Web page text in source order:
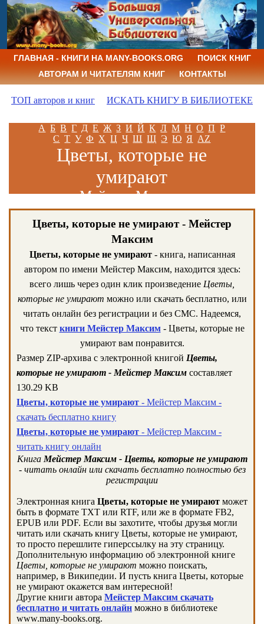
ГЛАВНАЯ - КНИГИ НА MANY-BOOKS.ORG
ПОИСК КНИГ
АВТОРАМ И ЧИТАТЕЛЯМ КНИГ
КОНТАКТЫ
ТОП авторов и книг ИСКАТЬ КНИГУ В БИБЛИОТЕКЕ
А Б В Г Д Е Ж З И Й К Л М Н О П Р
С Т У Ф Х Ц Ч Ш Щ Э Ю Я AZ
Цветы, которые не
умирают
Мейстер Максим
Цветы, которые не умирают - Мейстер
Максим
Цветы, которые не умирают- книга, написанная
автором по имени Мейстер Максим, находится здесь:
всего лишь через один клик произведение Цветы,
которые не умирают можно или скачать бесплатно, или
читать онлайн без регистрации и без СМС. Надеемся,
что текст книги Мейстер Максим- Цветы, которые не
умирают вам понравится.
Размер ZIP-архива c электронной книгой Цветы,
которые не умирают - Мейстер Максим составляет
130.29 KB
Цветы, которые не умирают - Мейстер Максим -
скачать бесплатно книгу
Цветы, которые не умирают - Мейстер Максим -
читать книгу онлайн
Книга Мейстер Максим - Цветы, которые не умирают
- читать онлайн или скачать бесплатно полностью без
регистрации
Электронная книга Цветы, которые не умирают может
быть в формате TXT или RTF, или же в формате FB2,
EPUB или PDF. Если вы захотите, чтобы друзья могли
читать или скачать книгу Цветы, которые не умирают,
то просто перешлите гиперссылку на эту страницу.
Дополнительную информацию об электронной книге
Цветы, которые не умирают можно поискать,
например, в Википедии. И пусть книга Цветы, которые
не умирают окажется вам интересной!
Другие книги автора Мейстер Максим скачать
бесплатно и читать онлайн можно в библиотеке
www.many-books.org.